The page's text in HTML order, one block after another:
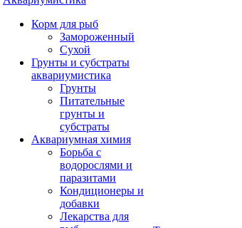
Корм для рыб
Замороженный
Сухой
Грунты и субстраты
аквариумистика
Грунты
Питательные
грунты и
субстраты
Аквариумная химия
Борьба с
водорослями и
паразитами
Кондиционеры и
добавки
Лекарства для